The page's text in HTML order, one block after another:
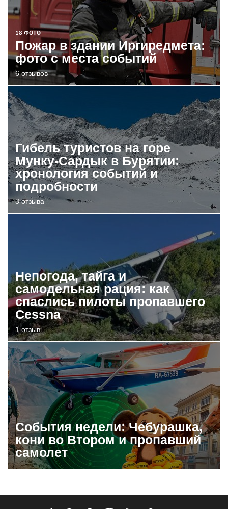
18 ФОТО
Пожар в здании Иргиредмета:
фото с места событий
6 отзывов
Гибель туристов на горе
Мунку-Сардык в Бурятии:
хронология событий и
подробности
3 отзыва
Непогода, тайга и
самодельная рация: как
спаслись пилоты пропавшего
Cessna
1 отзыв
События недели: Чебурашка,
кони во Втором и пропавший
самолет